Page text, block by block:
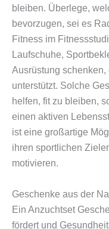
bleiben. Überlege,
bevorzugen, sei es
Fitness im
Laufschuhe,
Ausrüstung
unterstützt. Solche
helfen, fit zu bleiben,
einen aktiven
ist eine großartige
ihren sportlichen
motivieren.
Geschenke aus der
Ein Anzuchtset
fördert und